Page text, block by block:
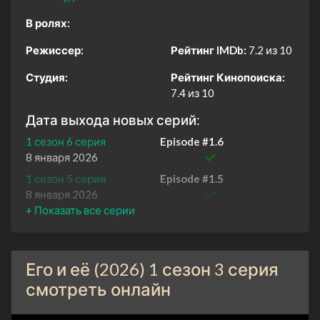
В ролях:
Режиссер:
Студия:
Рейтинг IMDb: 7.2 из 10
Рейтинг Кинопоиска:
7.4 из 10
Дата выхода новых серий:
1 сезон 6 серия
Episode #1.6
8 января 2026
1 сезон 5 серия
Episode #1.5
8 января 2026
1 сезон 4 серия
1 сезон 3 серия
Episode #1.3
8 января 2026
1 сезон 2 серия
Episode #1.2
Его и её (2026) 1 сезон 3 серия
смотреть онлайн